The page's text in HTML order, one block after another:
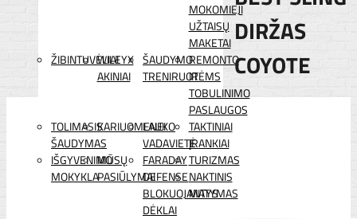
MOKOMIEJI
UŽTAISŲ
MAKETAI
ŽIBINTUVĖLIAI
WILEYX
AKINIAI
ŠAUDYMO
TRENIRUOTĖMS
REMONTO
IR
TOBULINIMO
PASLAUGOS
TOLIMASIS
ŠAUDYMAS
KARIUOMENEI
LAUKO
VADAVIETĖ
TAKTINIAI
ĮRANKIAI
IŠGYVENIMO
MOKYKLA
MŪSŲ
PASIŪLYMAI
FARADAY
DEFENSE
BLOKUOJANTYS
DĖKLAI
TURIZMAS
NAKTINIS
MATYMAS
DIRŽAS
COYOTE